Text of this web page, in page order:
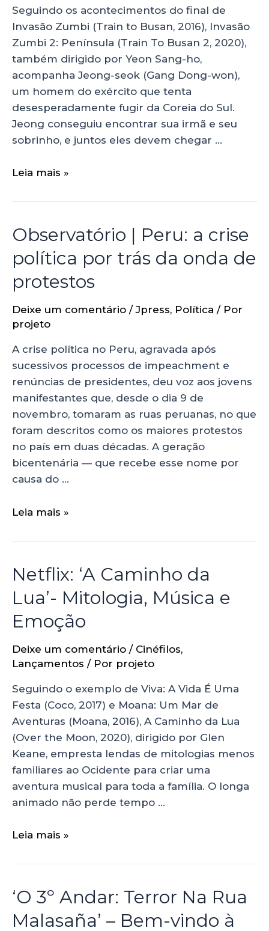
Seguindo os acontecimentos do final de
Invasão Zumbi (Train to Busan, 2016), Invasão
Zumbi 2: Península (Train To Busan 2, 2020),
também dirigido por Yeon Sang-ho,
acompanha Jeong-seok (Gang Dong-won),
um homem do exército que tenta
desesperadamente fugir da Coreia do Sul.
Jeong conseguiu encontrar sua irmã e seu
sobrinho, e juntos eles devem chegar …
Leia mais »
Observatório | Peru: a crise
política por trás da onda de
protestos
Deixe um comentário /Jpress, Política / Por
projeto
A crise política no Peru, agravada após
sucessivos processos de impeachment e
renúncias de presidentes, deu voz aos jovens
manifestantes que, desde o dia 9 de
novembro, tomaram as ruas peruanas, no que
foram descritos como os maiores protestos
no país em duas décadas. A geração
bicentenária — que recebe esse nome por
causa do …
Leia mais »
Netflix: ‘A Caminho da
Lua’- Mitologia, Música e
Emoção
Deixe um comentário / Cinéfilos,
Lançamentos / Por projeto
Seguindo o exemplo de Viva: A Vida É Uma
Festa (Coco, 2017) e Moana: Um Mar de
Aventuras (Moana, 2016), A Caminho da Lua
(Over the Moon, 2020), dirigido por Glen
Keane, empresta lendas de mitologias menos
familiares ao Ocidente para criar uma
aventura musical para toda a família. O longa
animado não perde tempo …
Leia mais »
‘O 3º Andar: Terror Na Rua
Malasaña’ – Bem-vindo à